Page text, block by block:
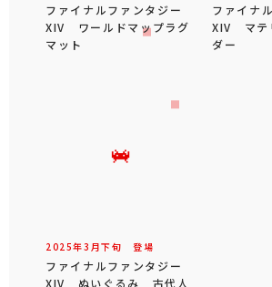
ファイナルファンタジー
XIV ワールドマップラグ
マット
ファイナ
XIV マテ
ダー
2025年3 月下旬 登場
ファイナルファンタジー
XIV ぬいぐるみ 古代人